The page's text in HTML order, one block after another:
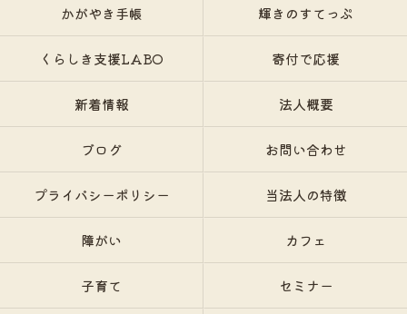
かがやき手帳 輝きのすてっぷ
くらしき支援LABO 寄付で応援
新着情報 法人概要
ブログ お問い合わせ
プライバシーポリシー 当法人の特徴
障がい カフェ
子育て セミナー